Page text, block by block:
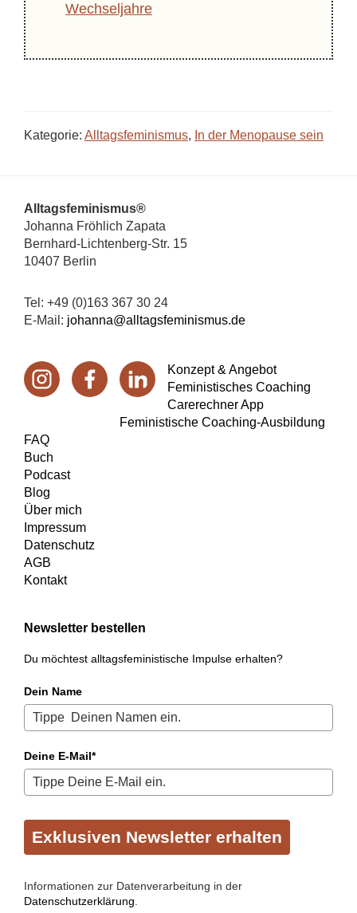
Wechseljahre
Kategorie: Alltagsfeminismus, In der Menopause sein
Footer
Alltagsfeminismus®
Johanna Fröhlich Zapata
Bernhard-Lichtenberg-Str. 15
10407 Berlin
Tel: +49 (0)163 367 30 24
E-Mail: johanna@alltagsfeminismus.de
Konzept & Angebot
Feministisches Coaching
Carerechner App
Feministische Coaching-Ausbildung
FAQ
Buch
Podcast
Blog
Über mich
Impressum
Datenschutz
AGB
Kontakt
Newsletter bestellen
Du möchtest alltagsfeministische Impulse erhalten?
Dein Name
Deine E-Mail*
Exklusiven Newsletter erhalten
Informationen zur Datenverarbeitung in der
Datenschutzerklärung